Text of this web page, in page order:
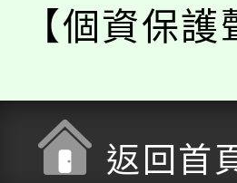
【個資保護
返回首